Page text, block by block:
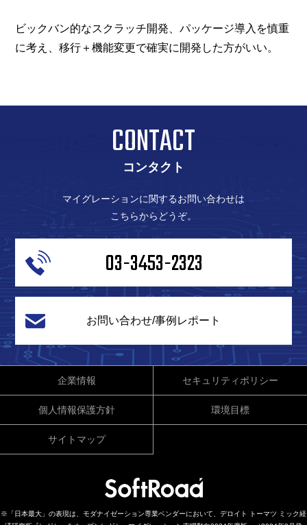
ビックバン的なスクラッチ開発、パッケージ導入を慎重
に考え、移行＋機能変更で確実に開発した方がいい。
CONTACT
コンタクト
マイグレーションに関するお問い合わせは
こちらからどうぞ。
03-3453-2323
お問い合わせ/事例レポート
企業情報 セキュリティポリシー
個人情報保護方針 環境目標
サイトマップ
※「日本最大」の表現は、モダナイゼーション専業ベンダーにおいて、デロイト トーマツ ミック経